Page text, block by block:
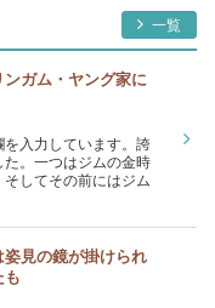
一覧
ガム・ヤング家に
を入力しています。誇
。一つはジムの金時
してその前にはジム
見の鏡が掛けられ
も